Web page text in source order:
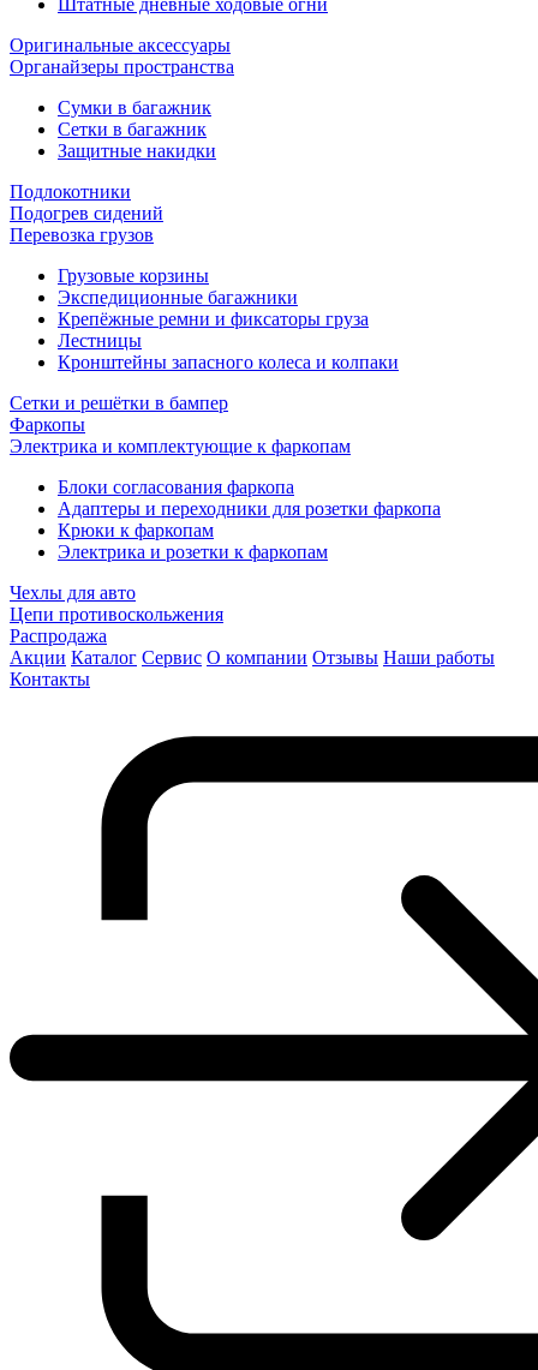
Штатные дневные ходовые огни
Оригинальные аксессуары
Органайзеры пространства
Сумки в багажник
Сетки в багажник
Защитные накидки
Подлокотники
Подогрев сидений
Перевозка грузов
Грузовые корзины
Экспедиционные багажники
Крепёжные ремни и фиксаторы груза
Лестницы
Кронштейны запасного колеса и колпаки
Сетки и решётки в бампер
Фаркопы
Электрика и комплектующие к фаркопам
Блоки согласования фаркопа
Адаптеры и переходники для розетки фаркопа
Крюки к фаркопам
Электрика и розетки к фаркопам
Чехлы для авто
Цепи противоскольжения
Распродажа
Акции Каталог Сервис О компании Отзывы Наши работы
Контакты